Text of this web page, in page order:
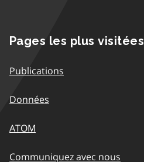
Pages les plus visitées
Publications
Données
ATOM
Communiquez avec nous